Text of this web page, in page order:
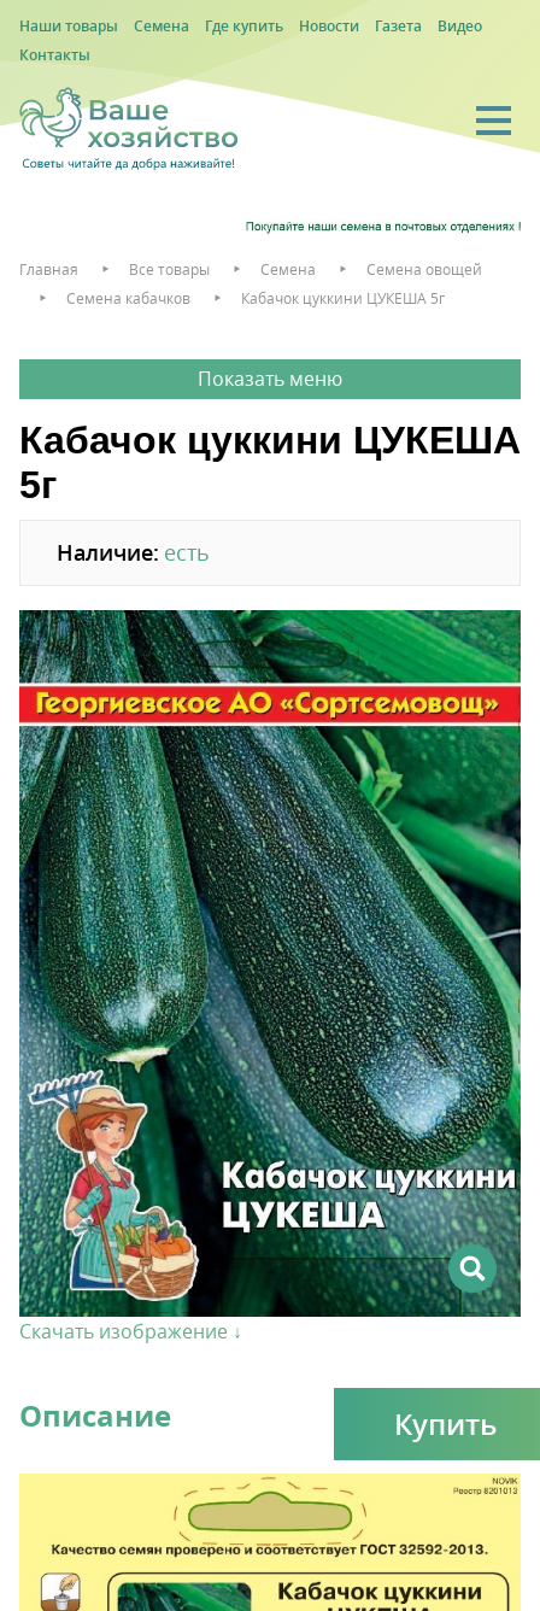
Наши товары Семена Где купить Новости Газета
Видео
Контакты
Главная Все товары Семена
Семена овощей
Семена кабачков
Кабачок цуккини ЦУКЕША 5г
Кабачок цуккини ЦУКЕША
5г
Наличие: есть
Скачать изображение ↓
Купить
Описание